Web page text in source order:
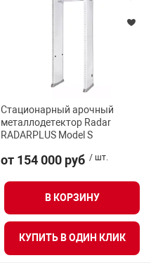
Стационарный арочный
металлодетектор Radar
RADARPLUS Model S
от 154 000 руб / шт.
В КОРЗИНУ
КУПИТЬ В ОДИН КЛИК